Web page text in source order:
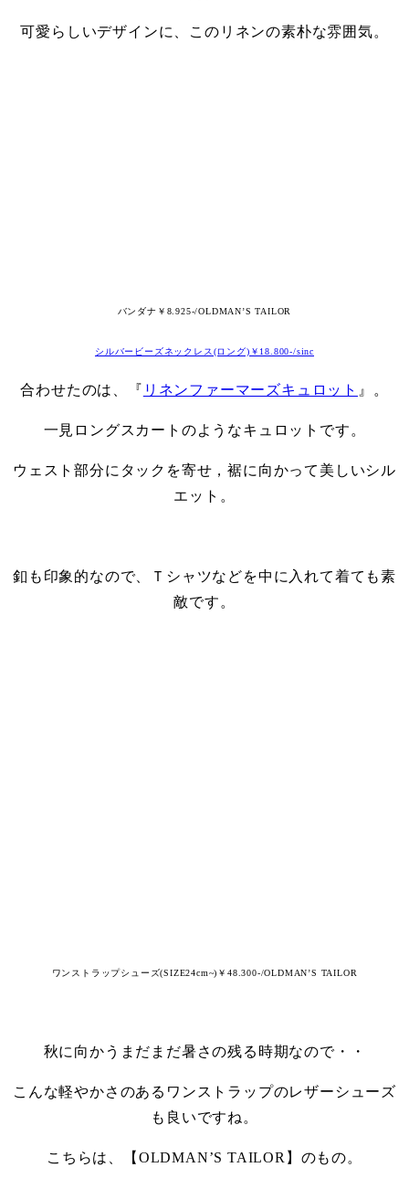
可愛らしいデザインに、このリネンの素朴な雰囲気。
バンダナ￥8.925-/OLDMAN’S TAILOR
シルバービーズネックレス(ロング)￥18.800-/sinc
合わせたのは、『 リネンファーマーズキュロット 』。
一見ロングスカートのようなキュロットです。
ウェスト部分にタックを寄せ，裾に向かって美しいシル
エット。
釦も印象的なので、Ｔシャツなどを中に入れて着ても素
敵です。
ワンストラップシューズ(SIZE24cm~)￥48.300-/OLDMAN’S TAILOR
秋に向かうまだまだ暑さの残る時期なので・・
こんな軽やかさのあるワンストラップのレザーシューズ
も良いですね。
こちらは、【OLDMAN’S TAILOR】のもの。